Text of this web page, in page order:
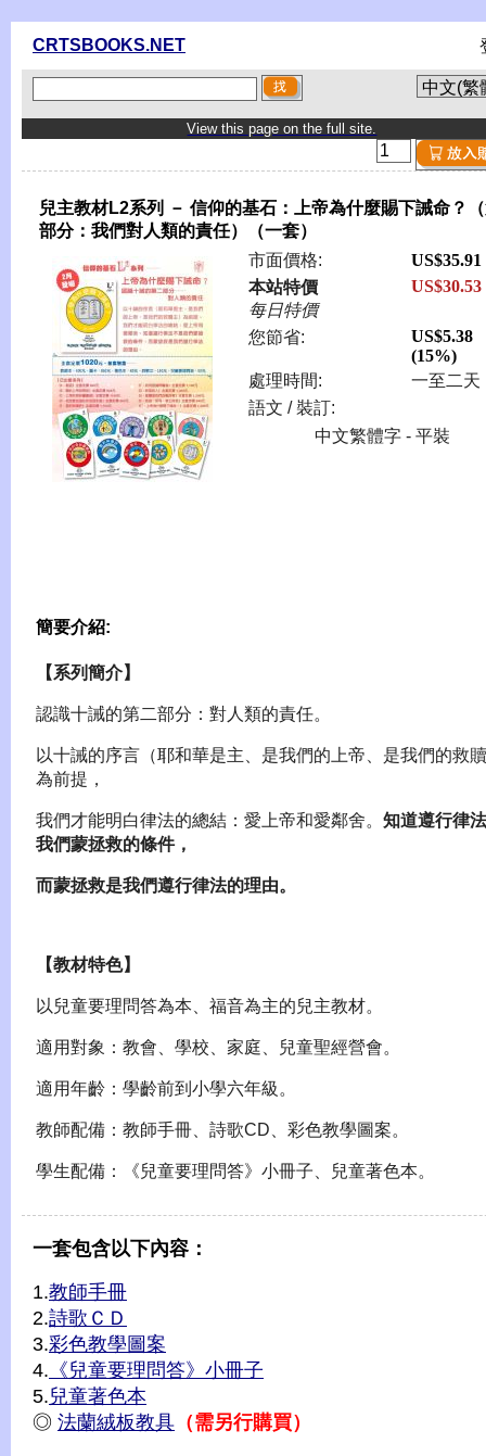
CRTSBOOKS.NET
View this page on the full site.
兒主教材L2系列 － 信仰的基石：上帝為什麼賜下誡命？
部分：我們對人類的責任）（一套）
市面價格:
US$35.91
本站特價
每日特價
US$30.53
您節省:
US$5.38
(15%)
處理時間:
一至二天
語文 / 裝訂:
中文繁體字 - 平裝
簡要介紹:
【系列簡介】
認識十誡的第二部分：對人類的責任。
以十誡的序言（耶和華是主、是我們的上帝、是我們的救
為前提，
我們才能明白律法的總結：愛上帝和愛鄰舍。 知道遵行律
我們蒙拯救的條件，
而蒙拯救是我們遵行律法的理由。
【教材特色】
以兒童要理問答為本、福音為主的兒主教材。
適用對象：教會、學校、家庭、兒童聖經營會。
適用年齡：學齡前到小學六年級。
教師配備：教師手冊、詩歌CD、彩色教學圖案。
學生配備：《兒童要理問答》小冊子、兒童著色本。
一套包含以下內容：
1.教師手冊
2.詩歌ＣＤ
3.彩色教學圖案
4. 《兒童要理問答》小冊子
5.兒童著色本
◎ 法蘭絨板教具 （需另行購買）